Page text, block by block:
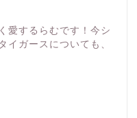
愛するらむです！今シ
イガースについても、